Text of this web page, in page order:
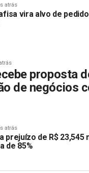
atrás
vira alvo de
proposta
de negócios
atrás
prejuízo de R$ 23,545
de 85%